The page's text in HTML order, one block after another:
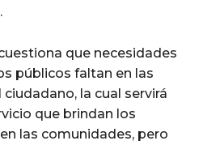
que necesidades
públicos faltan en las
la cual servirá
que brindan los
las comunidades, pero